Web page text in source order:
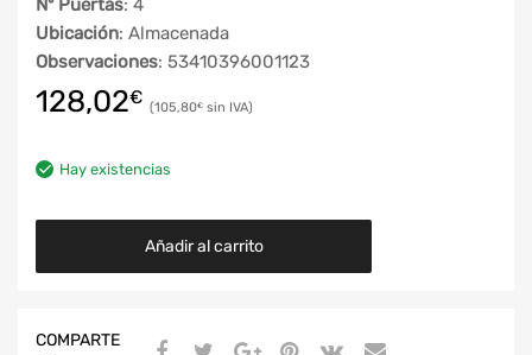
Nº Puertas: 4
Ubicación: Almacenada
Observaciones: 53410396001123
128,02€ 105,80€
Hay existencias
Añadir al carrito
COMPARTE